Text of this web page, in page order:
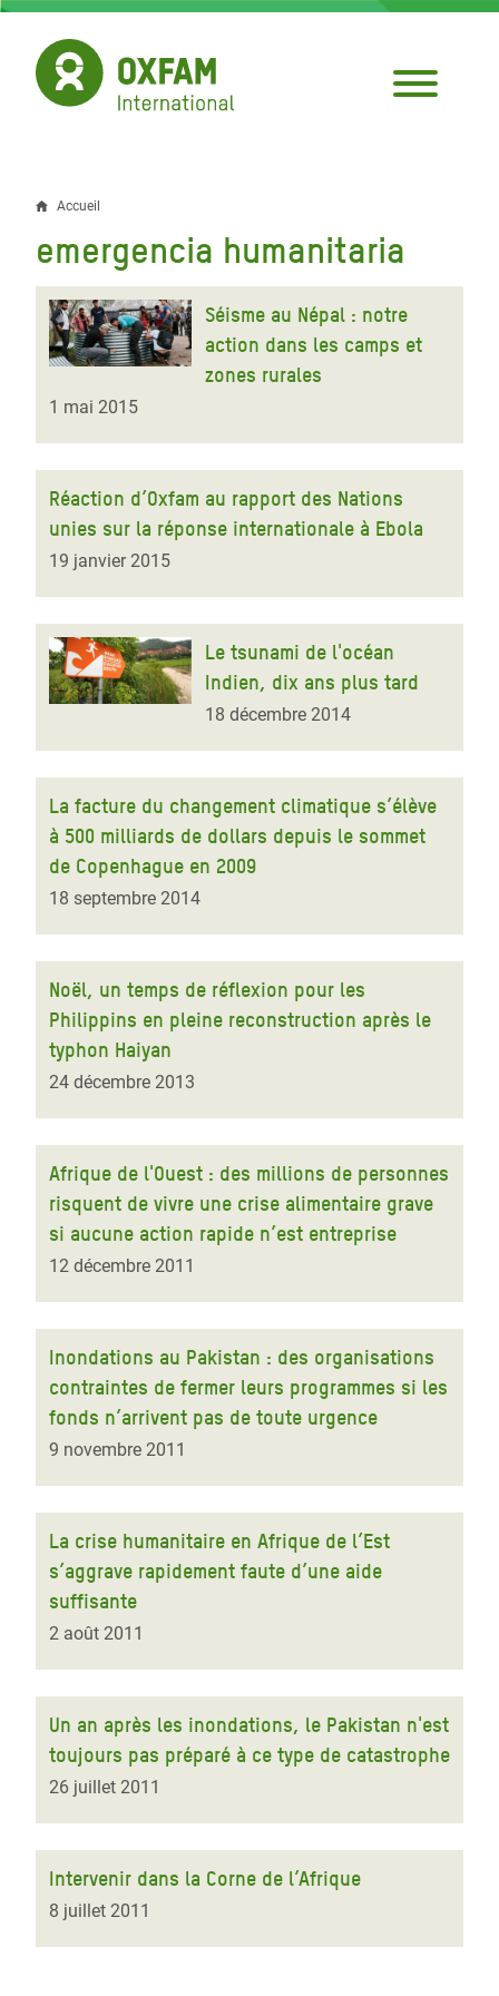
Aller
contenu
principal
Fil
d'Ariane
Accueil
emergencia humanitaria
Séisme au Népal : notre
action dans les camps et
zones rurales
1 mai 2015
Réaction d’Oxfam au rapport des Nations
unies sur la réponse internationale à Ebola
19 janvier 2015
Le tsunami de l'océan
Indien, dix ans plus tard
18 décembre 2014
La facture du changement climatique s’élève
à 500 milliards de dollars depuis le sommet
de Copenhague en 2009
18 septembre 2014
Noël, un temps de réflexion pour les
Philippins en pleine reconstruction après le
typhon Haiyan
24 décembre 2013
Afrique de l'Ouest : des millions de personnes
risquent de vivre une crise alimentaire grave
si aucune action rapide n’est entreprise
12 décembre 2011
Inondations au Pakistan : des organisations
contraintes de fermer leurs programmes si les
fonds n’arrivent pas de toute urgence
9 novembre 2011
La crise humanitaire en Afrique de l’Est
s’aggrave rapidement faute d’une aide
suffisante
2 août 2011
Un an après les inondations, le Pakistan n'est
toujours pas préparé à ce type de catastrophe
26 juillet 2011
Intervenir dans la Corne de l’Afrique
8 juillet 2011